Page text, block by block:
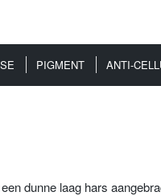
PIGMENT ANTI-
dunne laag hars